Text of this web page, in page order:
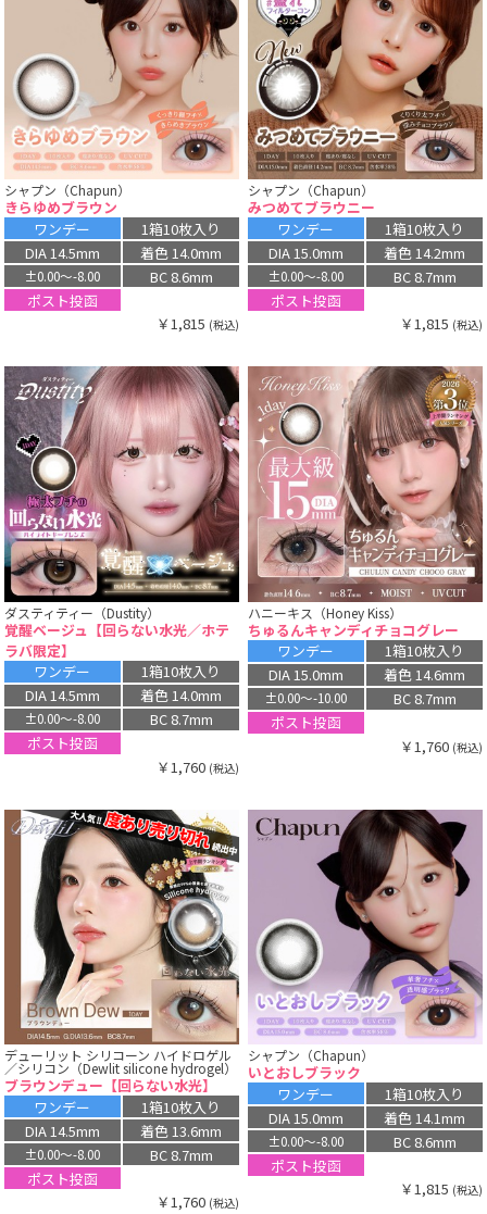
シャプン（Chapun）
きらゆめブラウン
ワンデー
1箱10枚入り
DIA 14.5mm
着色 14.0mm
±0.00〜-8.00
BC 8.6mm
ポスト投函
￥1,815 (税込)
シャプン（Chapun）
みつめてブラウニー
ワンデー
1箱10枚入り
DIA 15.0mm
着色 14.2mm
±0.00〜-8.00
BC 8.7mm
ポスト投函
￥1,815 (税込)
ダスティティー（Dustity）
覚醒ベージュ【回らない水光／ホテ
ラバ限定】
ワンデー
1箱10枚入り
DIA 14.5mm
着色 14.0mm
±0.00〜-8.00
BC 8.7mm
ポスト投函
￥1,760 (税込)
ハニーキス（Honey Kiss）
ちゅるんキャンディチョコグレー
ワンデー
1箱10枚入り
DIA 15.0mm
着色 14.6mm
±0.00〜-10.00
BC 8.7mm
ポスト投函
￥1,760 (税込)
デューリット シリコーン ハイドロゲル
／シリコン（Dewlit silicone hydrogel）
ブラウンデュー【回らない水光】
ワンデー
1箱10枚入り
DIA 14.5mm
着色 13.6mm
±0.00〜-8.00
BC 8.7mm
ポスト投函
￥1,760 (税込)
シャプン（Chapun）
いとおしブラック
ワンデー
1箱10枚入り
DIA 15.0mm
着色 14.1mm
±0.00〜-8.00
BC 8.6mm
ポスト投函
￥1,815 (税込)